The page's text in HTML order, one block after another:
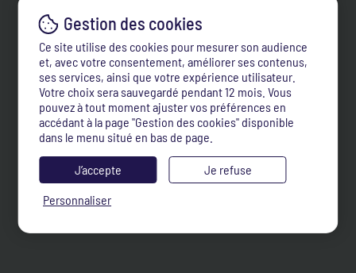
Ce site utilise des cookies pour mesurer son audience
et, avec votre consentement, améliorer ses contenus,
ses services, ainsi que votre expérience utilisateur.
Votre choix sera sauvegardé pendant 12 mois. Vous
pouvez à tout moment ajuster vos préférences en
accédant à la page "Gestion des cookies" disponible
dans le menu situé en bas de page.
J’accepte
Je refuse
Personnaliser